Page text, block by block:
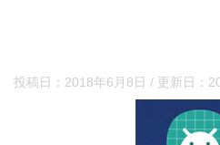
投稿日： 2018年6月8日 / 更新日：